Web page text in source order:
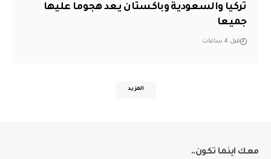
تركيا والسعودية وباكستان يعد هجوما عليها
جميعا
قبل 4 ساعات
المزيد
معك اينما تكون..